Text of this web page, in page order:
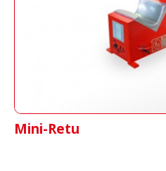
Mini-Retu